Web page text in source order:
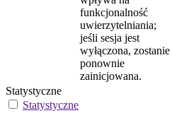
funkcjonalność
uwierzytelniania;
jeśli sesja jest
wyłączona, zostanie
ponownie
zainicjowana.
Statystyczne
Statystyczne